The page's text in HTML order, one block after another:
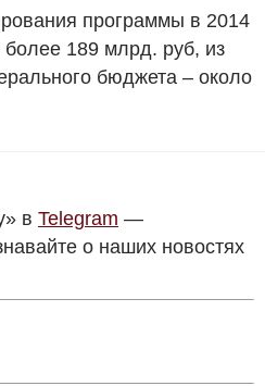
программы в 2014
189 млрд. руб, из
бюджета – около
в Telegram —
о наших новостях